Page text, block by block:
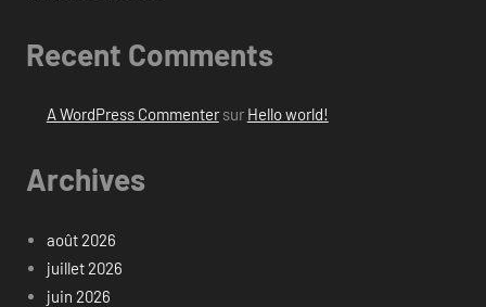
Recent Comments
A WordPress Commentersur Hello world!
Archives
août 2026
juillet 2026
juin 2026